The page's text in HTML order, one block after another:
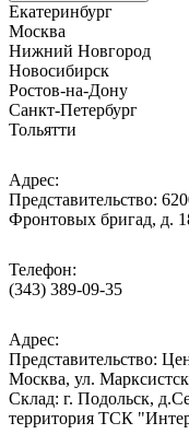
Екатеринбург
Москва
Нижний Новгород
Новосибирск
Ростов-на-Дону
Санкт-Петербург
Тольятти
Адрес:
Представительство:
Фронтовых бригад, д.
Телефон:
(343) 389-09-35
Адрес:
Представительство:
Москва, ул.
Cклад: г. Подольск,
территория ТСК